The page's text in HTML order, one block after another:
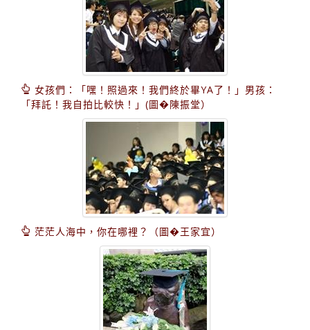
女孩們：「嘿！照過來！我們終於畢YA了！」男孩：
「拜託！我自拍比較快！」(圖�陳振堂）
茫茫人海中，你在哪裡？（圖�王家宜）